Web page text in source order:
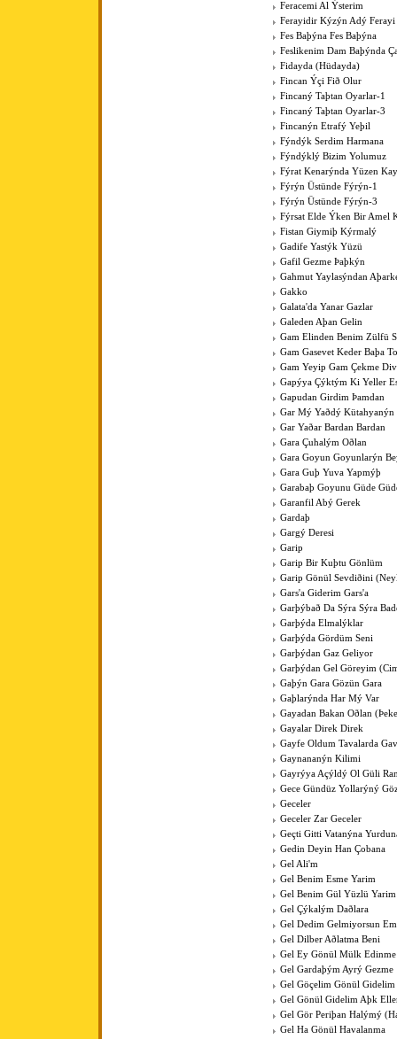
Feracemi Al Ýsterim
Ferayidir Kýzýn Adý Ferayi
Fes Baþýna Fes Baþýna
Feslikenim Dam Baþýnda
Fidayda (Hüdayda)
Fincan Ýçi Fið Olur
Fincaný Taþtan Oyarlar-1
Fincaný Taþtan Oyarlar-3
Fincanýn Etrafý Yeþil
Fýndýk Serdim Harmana
Fýndýklý Bizim Yolumuz
Fýrat Kenarýnda Yüzen
Fýrýn Üstünde Fýrýn-1
Fýrýn Üstünde Fýrýn-3
Fýrsat Elde Ýken Bir Amel
Fistan Giymiþ Kýrmalý
Gadife Yastýk Yüzü
Gafil Gezme Þaþkýn
Gahmut Yaylasýndan
Gakko
Galata'da Yanar Gazlar
Galeden Aþan Gelin
Gam Elinden Benim Zülfü
Gam Gasevet Keder Baþa
Gam Yeyip Gam Çekme
Gapýya Çýktým Ki Yeller
Gapudan Girdim Þamdan
Gar Mý Yaðdý Kütahyanýn
Gar Yaðar Bardan Bardan
Gara Çuhalým Oðlan
Gara Goyun Goyunlarýn
Gara Guþ Yuva Yapmýþ
Garabaþ Goyunu Güde
Garanfil Abý Gerek
Gardaþ
Gargý Deresi
Garip
Garip Bir Kuþtu Gönlüm
Garip Gönül Sevdiðini
Gars'a Giderim Gars'a
Garþýbað Da Sýra Sýra
Garþýda Elmalýklar
Garþýda Gördüm Seni
Garþýdan Gaz Geliyor
Garþýdan Gel Göreyim
Gaþýn Gara Gözün Gara
Gaþlarýnda Har Mý Var
Gayadan Bakan Oðlan
Gayalar Direk Direk
Gayfe Oldum Tavalarda
Gaynananýn Kilimi
Gayrýya Açýldý Ol Güli
Gece Gündüz Yollarýný
Geceler
Geceler Zar Geceler
Geçti Gitti Vatanýna
Gedin Deyin Han Çobana
Gel Ali'm
Gel Benim Esme Yarim
Gel Benim Gül Yüzlü Yarim
Gel Çýkalým Daðlara
Gel Dedim Gelmiyorsun
Gel Dilber Aðlatma Beni
Gel Ey Gönül Mülk
Gel Gardaþým Ayrý Gezme
Gel Göçelim Gönül Gidelim
Gel Gönül Gidelim Aþk
Gel Gör Periþan Halýmý
Gel Ha Gönül Havalanma